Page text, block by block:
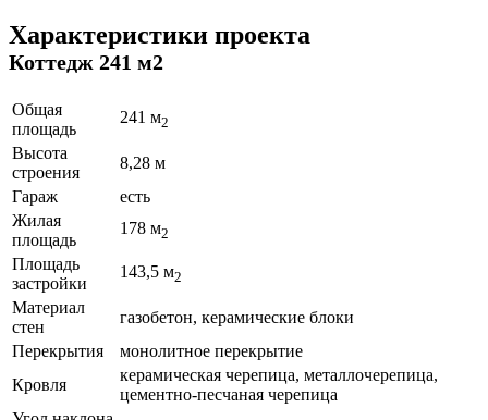
Характеристики проекта
Коттедж 241 м2
Общая
площадь
241 м2
Высота
строения
8,28 м
Гараж
есть
Жилая
площадь
178 м2
Площадь
застройки
143,5 м2
Материал
стен
газобетон, керамические блоки
Перекрытия
монолитное перекрытие
Кровля
керамическая черепица, металлочерепица,
цементно-песчаная черепица